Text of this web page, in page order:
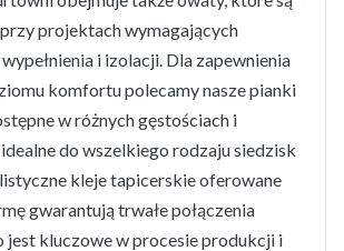
projektach wymagających
i izolacji. Dla zapewnienia
komfortu polecamy nasze pianki
w różnych gęstościach i
do wszelkiego rodzaju siedzisk
kleje tapicerskie oferowane
gwarantują trwałe połączenia
jest kluczowe w procesie produkcji i